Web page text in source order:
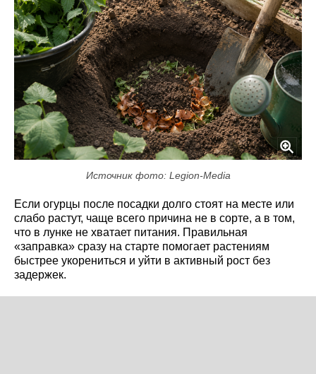
Источник фото: Legion-Media
Если огурцы после посадки долго стоят на месте или
слабо растут, чаще всего причина не в сорте, а в том,
что в лунке не хватает питания. Правильная
«заправка» сразу на старте помогает растениям
быстрее укорениться и уйти в активный рост без
задержек.